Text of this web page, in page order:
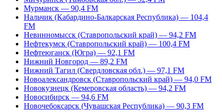
Мурманск — 90,4 FM
Нальчик (Кабардино-Балкарская Республика) — 104,4
FM
Невинномысск (Ставропольский край) — 94,2 FM
Нефтекумск (Ставропольский край) — 100,4 FM
Нефтеюганск (Югра) — 92,1 FM
Нижний Новгород — 89,2 FM
Нижний Тагил (Свердловская обл.) — 97,1 FM
Новоалександровск (Ставропольский край) — 94,0 FM
Новокузнецк (Кемеровская область) — 94,2 FM
Новосибирск — 94,6 FM
Новочебоксарск (Чувашская Республика) — 90,3 FM